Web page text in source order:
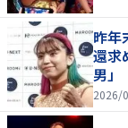
昨年
還求
男」
2026/